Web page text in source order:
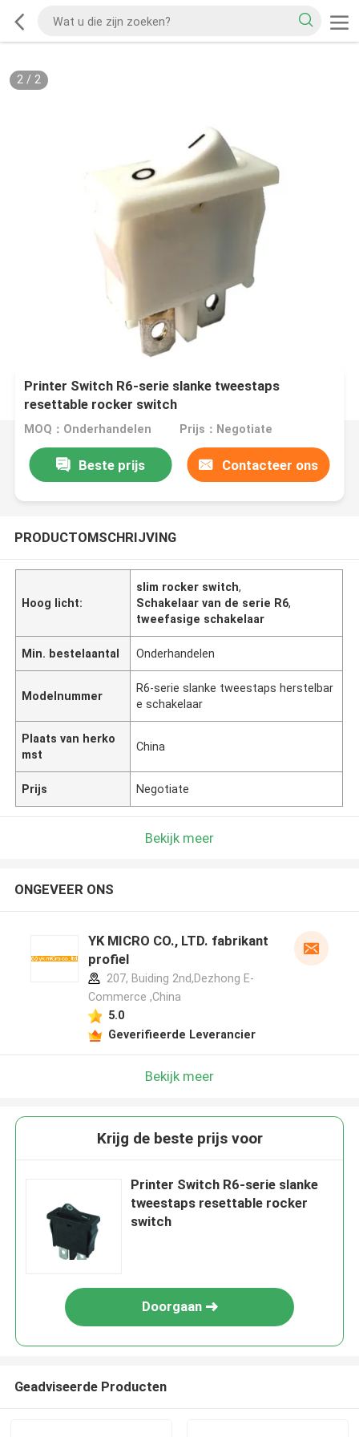
2/ 2
Printer Switch R6-serie slanke tweestaps
resettable rocker switch
MOQ：Onderhandelen Prijs：Negotiate
Beste prijs Contacteer ons
PRODUCTOMSCHRIJVING
Hoog licht:
slim rocker switch,
Schakelaar van de serie R6,
tweefasige schakelaar
Min. bestelaantal Onderhandelen
Modelnummer
R6-serie slanke tweestaps herstelbar
e schakelaar
Plaats van herko
mst
China
Prijs Negotiate
Bekijk meer
ONGEVEER ONS
YK MICRO CO., LTD. fabrikant
profiel
207, Buiding 2nd,Dezhong E-
Commerce ,China
5.0
Geverifieerde Leverancier
Bekijk meer
Krijg de beste prijs voor
Printer Switch R6-serie slanke
tweestaps resettable rocker
switch
Doorgaan
Geadviseerde Producten